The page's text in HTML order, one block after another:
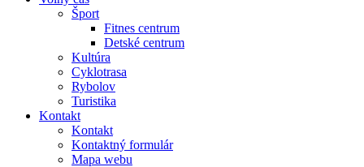
Šport
Fitnes centrum
Detské centrum
Kultúra
Cyklotrasa
Rybolov
Turistika
Kontakt
Kontakt
Kontaktný formulár
Mapa webu